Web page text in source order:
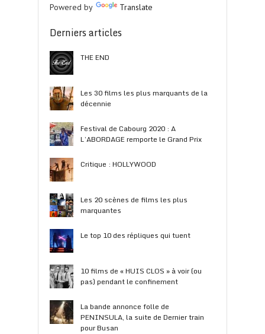
Powered by Translate
Derniers articles
THE END
Les 30 films les plus marquants de la
décennie
Festival de Cabourg 2020 : A
L’ABORDAGE remporte le Grand Prix
Critique : HOLLYWOOD
Les 20 scènes de films les plus
marquantes
Le top 10 des répliques qui tuent
10 films de « HUIS CLOS » à voir (ou
pas) pendant le confinement
La bande annonce folle de
PENINSULA, la suite de Dernier train
pour Busan